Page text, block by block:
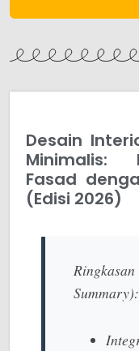
Desain
Minimalis:
Fasad
(Edisi 2026)
Summary):